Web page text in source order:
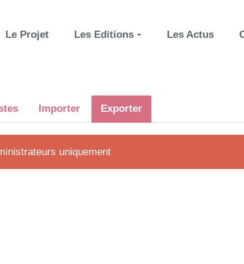
Le Projet Les Editions Les Actus
Importer Exporter
uniquement